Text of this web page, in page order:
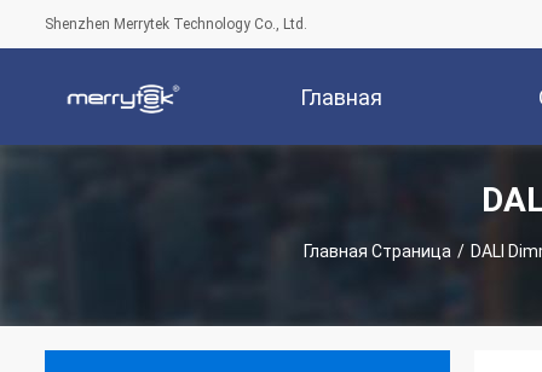
Shenzhen Merrytek Technology Co., Ltd.
Главная
Главная Страница / DALI